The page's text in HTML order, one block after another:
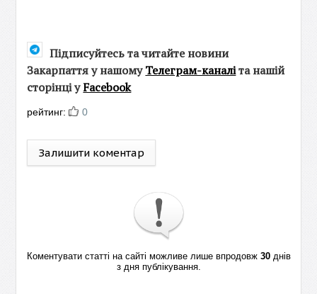
Підписуйтесь та читайте новини
Закарпаття у нашомуТелеграм-каналіта нашій
сторінці уFacebook
рейтинг: 0
Залишити коментар
Коментувати статті на сайті можливе лише впродовж 30днів
з дня публікування.